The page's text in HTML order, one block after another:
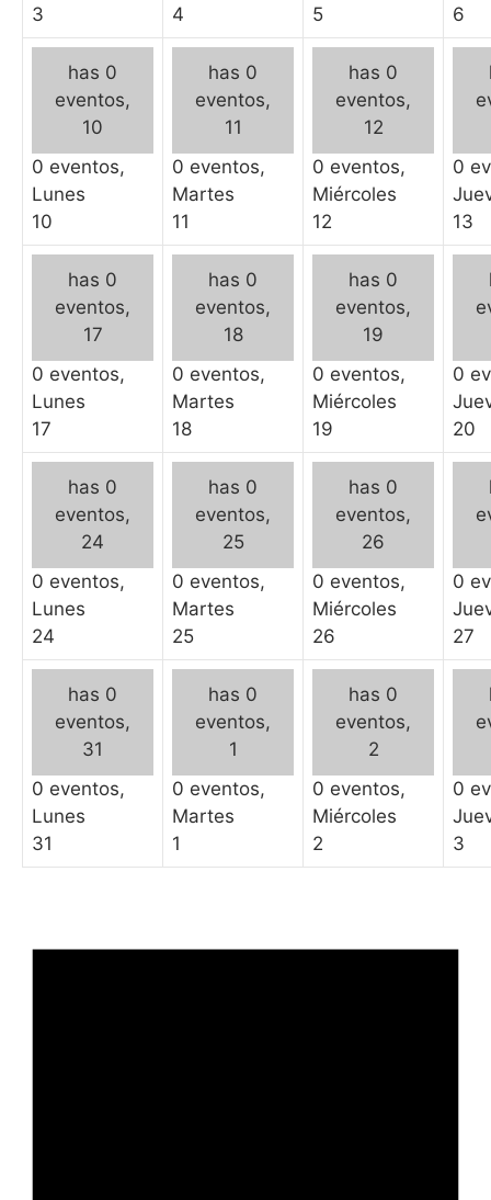
3
4
5
6
has 0
eventos,
10
0 eventos,
Lunes
10
has 0
eventos,
11
0 eventos,
Martes
11
has 0
eventos,
12
0 eventos,
Miércoles
12
0
13
has 0
eventos,
17
0 eventos,
Lunes
17
has 0
eventos,
18
0 eventos,
Martes
18
has 0
eventos,
19
0 eventos,
Miércoles
19
0
20
has 0
eventos,
24
0 eventos,
Lunes
24
has 0
eventos,
25
0 eventos,
Martes
25
has 0
eventos,
26
0 eventos,
Miércoles
26
0
27
has 0
eventos,
31
0 eventos,
Lunes
31
has 0
eventos,
1
0 eventos,
Martes
1
has 0
eventos,
2
0 eventos,
Miércoles
2
0
3